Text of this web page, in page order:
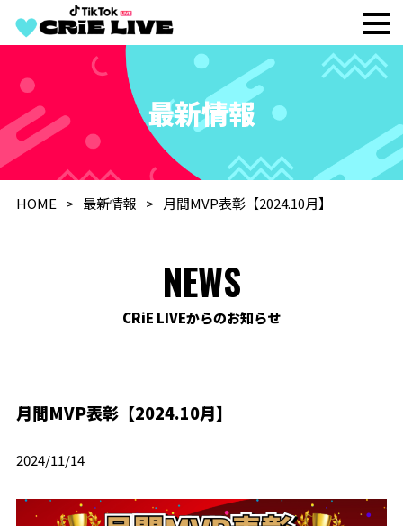
最新情報
HOME 最新情報 月間MVP表彰【2024.10月】
NEWS
CRiE LIVEからのお知らせ
月間MVP表彰【2024.10月】
2024/11/14